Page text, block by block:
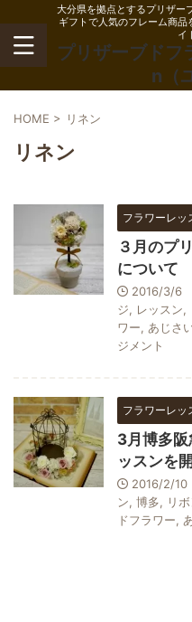
大分県を拠点とするプリザー
ギフトで人気のフレーム商品
イ
プリザーブドフ
n（
HOME > リネン
リネン
フラワーレッ
３月のプ
について
2016/3/6
ジ, レッスン,
ワー, あじさ
ジメント
フラワーレッ
3月博多
ッスンを
2016/2/10
ン, 博多, リ
ドフラワー,